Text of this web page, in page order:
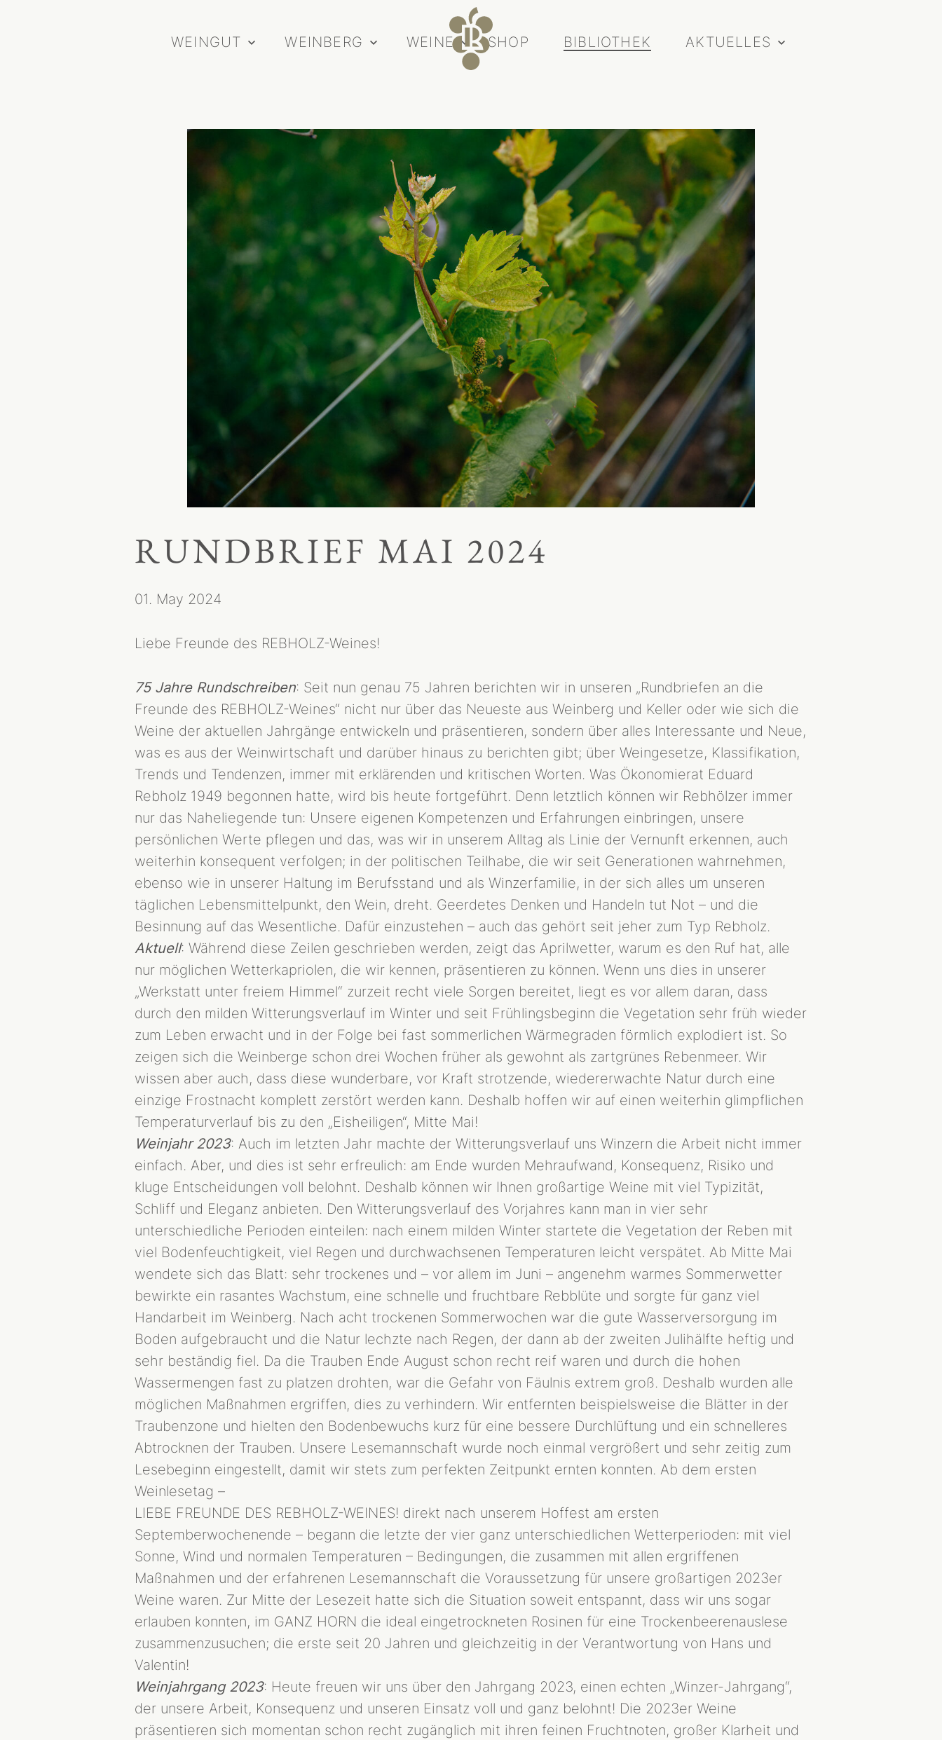
WEINGUT WEINBERG WEINE SHOP BIBLIOTHEK AKTUELLES
WEINGUT
MENSCHEN
GESCHICHTE
TYP REBHOLZ
WEINBERG
TERROIR
BIODYNAMIE
LAGEN
HERKUNFT
R-WEINE
SEKT
SHOP
BIBLIOTHEK
AKTUELLES
VERANSTALTUNGEN
RUNDBRIEF MAI 2024
01. May 2024
Liebe Freunde des REBHOLZ-Weines!
75 Jahre Rundschreiben: Seit nun genau 75 Jahren berichten wir in unseren „Rundbriefen an die
Freunde des REBHOLZ-Weines“ nicht nur über das Neueste aus Weinberg und Keller oder wie sich die
Weine der aktuellen Jahrgänge entwickeln und präsentieren, sondern über alles Interessante und Neue,
was es aus der Weinwirtschaft und darüber hinaus zu berichten gibt; über Weingesetze, Klassifikation,
Trends und Tendenzen, immer mit erklärenden und kritischen Worten. Was Ökonomierat Eduard
Rebholz 1949 begonnen hatte, wird bis heute fortgeführt. Denn letztlich können wir Rebhölzer immer
nur das Naheliegende tun: Unsere eigenen Kompetenzen und Erfahrungen einbringen, unsere
persönlichen Werte pflegen und das, was wir in unserem Alltag als Linie der Vernunft erkennen, auch
weiterhin konsequent verfolgen; in der politischen Teilhabe, die wir seit Generationen wahrnehmen,
ebenso wie in unserer Haltung im Berufsstand und als Winzerfamilie, in der sich alles um unseren
täglichen Lebensmittelpunkt, den Wein, dreht. Geerdetes Denken und Handeln tut Not – und die
Besinnung auf das Wesentliche. Dafür einzustehen – auch das gehört seit jeher zum Typ Rebholz.
Aktuell: Während diese Zeilen geschrieben werden, zeigt das Aprilwetter, warum es den Ruf hat, alle
nur möglichen Wetterkapriolen, die wir kennen, präsentieren zu können. Wenn uns dies in unserer
„Werkstatt unter freiem Himmel“ zurzeit recht viele Sorgen bereitet, liegt es vor allem daran, dass
durch den milden Witterungsverlauf im Winter und seit Frühlingsbeginn die Vegetation sehr früh wieder
zum Leben erwacht und in der Folge bei fast sommerlichen Wärmegraden förmlich explodiert ist. So
zeigen sich die Weinberge schon drei Wochen früher als gewohnt als zartgrünes Rebenmeer. Wir
wissen aber auch, dass diese wunderbare, vor Kraft strotzende, wiedererwachte Natur durch eine
einzige Frostnacht komplett zerstört werden kann. Deshalb hoffen wir auf einen weiterhin glimpflichen
Temperaturverlauf bis zu den „Eisheiligen“, Mitte Mai!
Weinjahr 2023: Auch im letzten Jahr machte der Witterungsverlauf uns Winzern die Arbeit nicht immer
einfach. Aber, und dies ist sehr erfreulich: am Ende wurden Mehraufwand, Konsequenz, Risiko und
kluge Entscheidungen voll belohnt. Deshalb können wir Ihnen großartige Weine mit viel Typizität,
Schliff und Eleganz anbieten. Den Witterungsverlauf des Vorjahres kann man in vier sehr
unterschiedliche Perioden einteilen: nach einem milden Winter startete die Vegetation der Reben mit
viel Bodenfeuchtigkeit, viel Regen und durchwachsenen Temperaturen leicht verspätet. Ab Mitte Mai
wendete sich das Blatt: sehr trockenes und – vor allem im Juni – angenehm warmes Sommerwetter
bewirkte ein rasantes Wachstum, eine schnelle und fruchtbare Rebblüte und sorgte für ganz viel
Handarbeit im Weinberg. Nach acht trockenen Sommerwochen war die gute Wasserversorgung im
Boden aufgebraucht und die Natur lechzte nach Regen, der dann ab der zweiten Julihälfte heftig und
sehr beständig fiel. Da die Trauben Ende August schon recht reif waren und durch die hohen
Wassermengen fast zu platzen drohten, war die Gefahr von Fäulnis extrem groß. Deshalb wurden alle
möglichen Maßnahmen ergriffen, dies zu verhindern. Wir entfernten beispielsweise die Blätter in der
Traubenzone und hielten den Bodenbewuchs kurz für eine bessere Durchlüftung und ein schnelleres
Abtrocknen der Trauben. Unsere Lesemannschaft wurde noch einmal vergrößert und sehr zeitig zum
Lesebeginn eingestellt, damit wir stets zum perfekten Zeitpunkt ernten konnten. Ab dem ersten
Weinlesetag –
LIEBE FREUNDE DES REBHOLZ-WEINES! direkt nach unserem Hoffest am ersten
Septemberwochenende – begann die letzte der vier ganz unterschiedlichen Wetterperioden: mit viel
Sonne, Wind und normalen Temperaturen – Bedingungen, die zusammen mit allen ergriffenen
Maßnahmen und der erfahrenen Lesemannschaft die Voraussetzung für unsere großartigen 2023er
Weine waren. Zur Mitte der Lesezeit hatte sich die Situation soweit entspannt, dass wir uns sogar
erlauben konnten, im GANZ HORN die ideal eingetrockneten Rosinen für eine Trockenbeerenauslese
zusammenzusuchen; die erste seit 20 Jahren und gleichzeitig in der Verantwortung von Hans und
Valentin!
Weinjahrgang 2023: Heute freuen wir uns über den Jahrgang 2023, einen echten „Winzer-Jahrgang“,
der unsere Arbeit, Konsequenz und unseren Einsatz voll und ganz belohnt! Die 2023er Weine
präsentieren sich momentan schon recht zugänglich mit ihren feinen Fruchtnoten, großer Klarheit und